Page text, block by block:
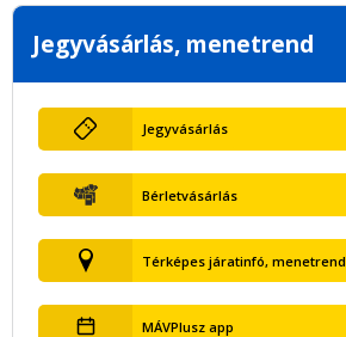
Jegyvásárlás, menetrend
Jegyvásárlás
Bérletvásárlás
Térképes járatinfó, menetrend
MÁVPlusz app